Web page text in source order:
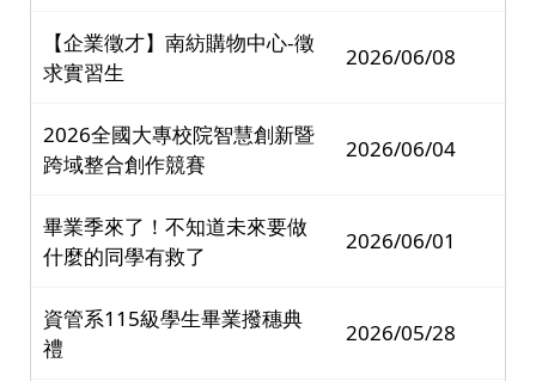
【企業徵才】南紡購物中心-徵
求實習生
2026/06/08
2026全國大專校院智慧創新暨
跨域整合創作競賽
2026/06/04
畢業季來了！不知道未來要做
什麼的同學有救了
2026/06/01
資管系115級學生畢業撥穗典
禮
2026/05/28